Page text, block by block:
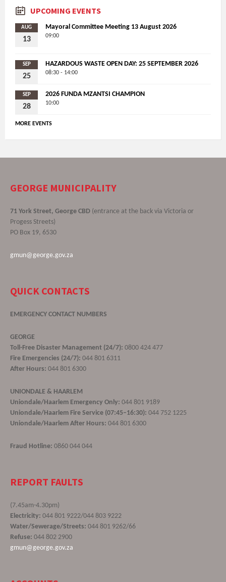
UPCOMING EVENTS
AUG
13
Mayoral Committee Meeting 13 August 2026
09:00
SEP
25
HAZARDOUS WASTE OPEN DAY: 25 SEPTEMBER 2026
08:30 - 14:00
SEP
28
2026 FUNDA MZANTSI CHAMPION
10:00
MORE EVENTS
GEORGE MUNICIPALITY
71 York Street, George CBD (entrance at the back via Victoria or
Progess Streets)
PO Box 19, 6530
gmun@george.gov.za
QUICK CONTACTS
EMERGENCY CONTACT NUMBERS
GEORGE
Toll-Free Disaster Management (24/7): 0800 424 477
Fire Emergencies (24/7): 044 801 6311
After Hours: 044 801 6300
UNIONDALE & HAARLEM
Uniondale/Haarlem Emergency Only: 044 801 9189
Uniondale/Haarlem Fire Service (07:45–16:30): 044 752 1225
Uniondale/Haarlem After Hours: 044 801 6300
Fraud Hotline: 0860 044 044
REPORT FAULTS
(7.45am-4.30pm)
Electricity: 044 801 9222/044 803 9222
Water/Sewerage/Streets: 044 801 9262/66
Refuse: 044 802 2900
gmun@george.gov.za